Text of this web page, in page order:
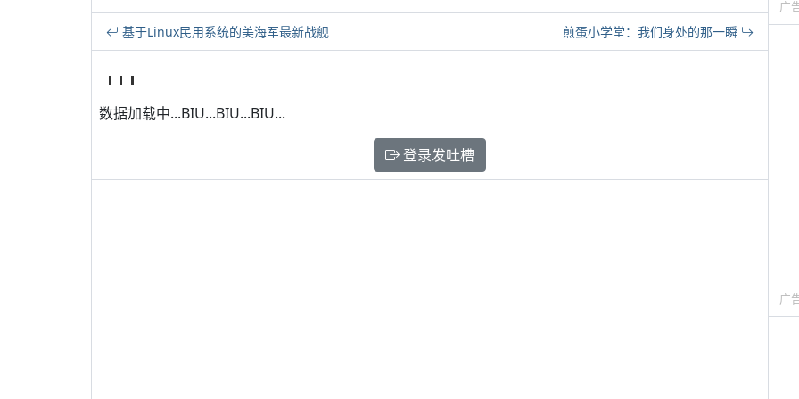
基于Linux民用系统的美海军最新战舰 煎蛋小学堂：我们身处的那一瞬
数据加载中...BIU...BIU...BIU...
登录发吐槽
广
广